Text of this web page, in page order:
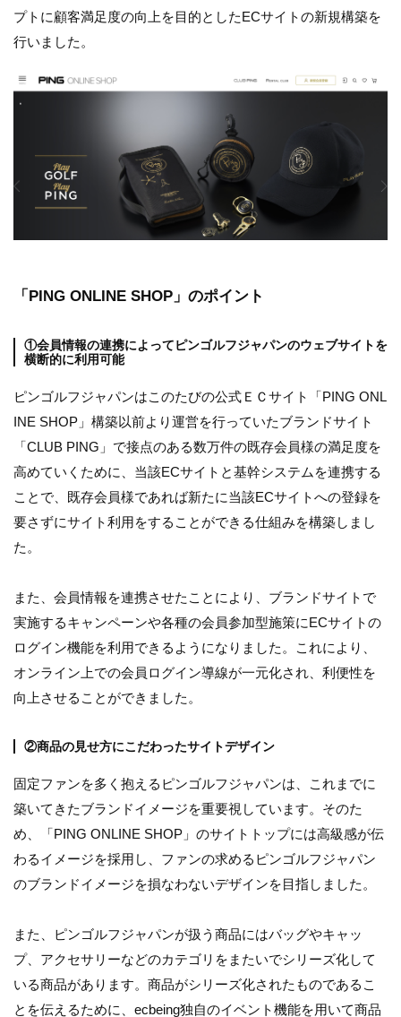
プトに顧客満足度の向上を目的としたECサイトの新規構築を
行いました。
「PING ONLINE SHOP」のポイント
①会員情報の連携によってピンゴルフジャパンのウェブサイトを
横断的に利用可能
ピンゴルフジャパンはこのたびの公式ＥＣサイト「PING ONL
INE SHOP」構築以前より運営を行っていたブランドサイト
「CLUB PING」で接点のある数万件の既存会員様の満足度を
高めていくために、当該ECサイトと基幹システムを連携する
ことで、既存会員様であれば新たに当該ECサイトへの登録を
要さずにサイト利用をすることができる仕組みを構築しまし
た。
また、会員情報を連携させたことにより、ブランドサイトで
実施するキャンペーンや各種の会員参加型施策にECサイトの
ログイン機能を利用できるようになりました。これにより、
オンライン上での会員ログイン導線が一元化され、利便性を
向上させることができました。
②商品の見せ方にこだわったサイトデザイン
固定ファンを多く抱えるピンゴルフジャパンは、これまでに
築いてきたブランドイメージを重要視しています。そのた
め、「PING ONLINE SHOP」のサイトトップには高級感が伝
わるイメージを採用し、ファンの求めるピンゴルフジャパン
のブランドイメージを損なわないデザインを目指しました。
また、ピンゴルフジャパンが扱う商品にはバッグやキャッ
プ、アクセサリーなどのカテゴリをまたいでシリーズ化して
いる商品があります。商品がシリーズ化されたものであるこ
とを伝えるために、ecbeing独自のイベント機能を用いて商品